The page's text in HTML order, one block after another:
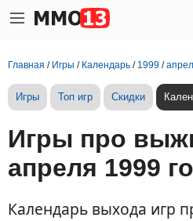
Главная / Игры / Календарь / 1999 /
Игры Топ игр Скидки
Игры про
апреля 1999
Календарь выхода игр